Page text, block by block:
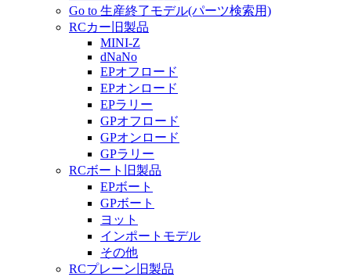
Go to 生産終了モデル(パーツ検索用)
RCカー旧製品
MINI-Z
dNaNo
EPオフロード
EPオンロード
EPラリー
GPオフロード
GPオンロード
GPラリー
RCボート旧製品
EPボート
GPボート
ヨット
インポートモデル
その他
RCプレーン旧製品